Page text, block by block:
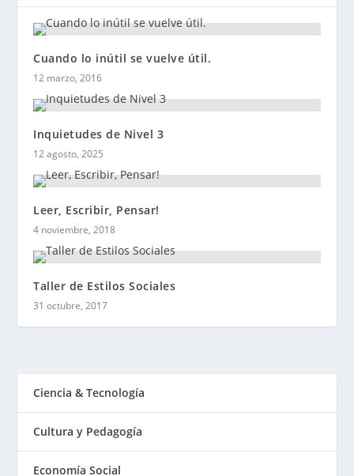
Cuando lo inútil se vuelve útil.
12 marzo, 2016
Inquietudes de Nivel 3
12 agosto, 2025
Leer, Escribir, Pensar!
4 noviembre, 2018
Taller de Estilos Sociales
31 octubre, 2017
Ciencia & Tecnología
Cultura y Pedagogía
Economía Social